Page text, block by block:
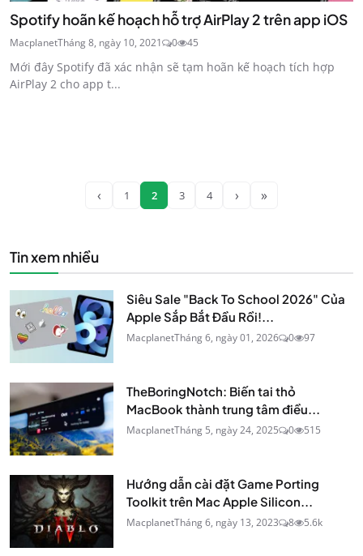
Spotify hoãn kế hoạch hỗ trợ AirPlay 2 trên app iOS
MacplanetTháng 8, ngày 10, 2021 0 45
Mới đây Spotify đã xác nhận sẽ tạm hoãn kế hoạch tích hợp
AirPlay 2 cho app t...
‹ 1 2 3 4 › »
Tin xem nhiều
Siêu Sale "Back To School 2026" Của
Apple Sắp Bắt Đầu Rồi!...
MacplanetTháng 6, ngày 01, 2026 0 97
TheBoringNotch: Biến tai thỏ
MacBook thành trung tâm điều...
MacplanetTháng 5, ngày 24, 2025 0 515
Hướng dẫn cài đặt Game Porting
Toolkit trên Mac Apple Silicon...
MacplanetTháng 6, ngày 13, 2023 8 5.6k